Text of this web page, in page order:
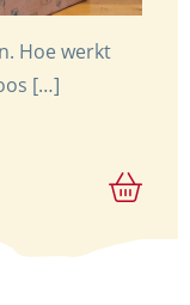
Hoe werkt
[…]